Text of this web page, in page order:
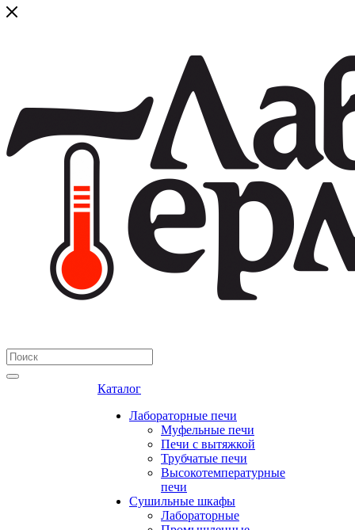
Каталог
Лабораторные печи
Муфельные печи
Печи с вытяжкой
Трубчатые печи
Высокотемпературные
печи
Сушильные шкафы
Лабораторные